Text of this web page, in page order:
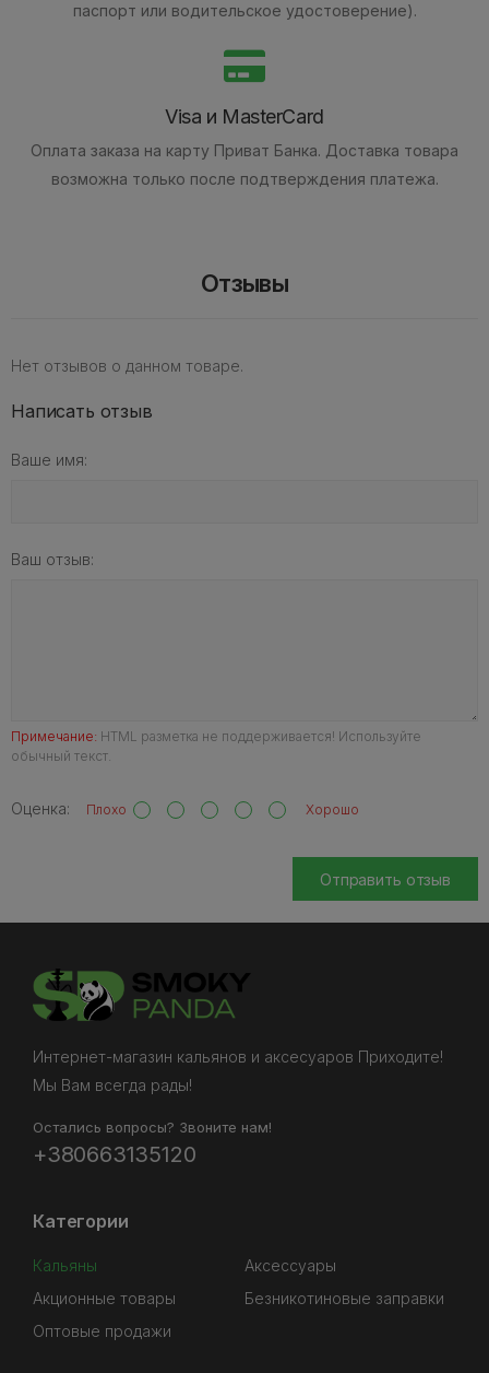
паспорт или водительское удостоверение).
Visa и MasterCard
Оплата заказа на карту Приват Банка. Доставка товара
возможна только после подтверждения платежа.
Отзывы
Нет отзывов о данном товаре.
Написать отзыв
Ваше имя:
Ваш отзыв:
Примечание: HTML разметка не поддерживается! Используйте
обычный текст.
Оценка: Плохо Хорошо
Отправить отзыв
Интернет-магазин кальянов и аксесуаров Приходите!
Мы Вам всегда рады!
Остались вопросы? Звоните нам!
+380663135120
Категории
Кальяны
Аксессуары
Акционные товары
Безникотиновые заправки
Оптовые продажи